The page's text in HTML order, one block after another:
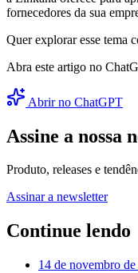
fornecedores da sua
Quer explorar esse tema
Abra este artigo no
Abrir no ChatGPT
Assine a nossa
Produto, releases e
Assinar a newsletter
Continue lendo
14 de novembro